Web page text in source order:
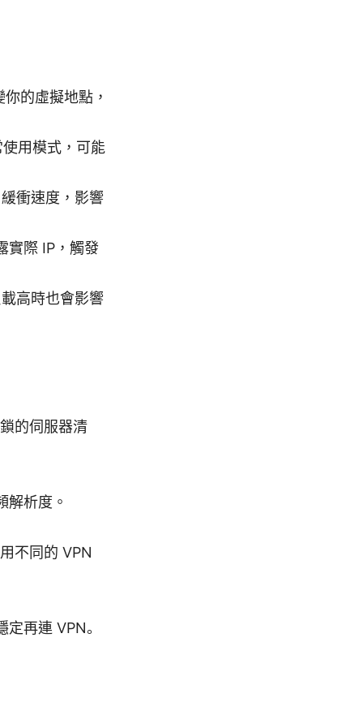
的虛擬地點，
用模式，可能
衝速度，影響
實際 IP，觸發
高時也會影響
的伺服器清
解析度。
不同的 VPN
再連 VPN。